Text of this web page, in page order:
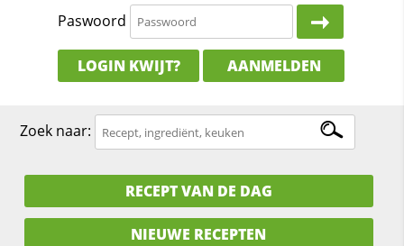
Paswoord
LOGIN KWIJT? AANMELDEN
Zoek naar:
RECEPT VAN DE DAG
NIEUWE RECEPTEN